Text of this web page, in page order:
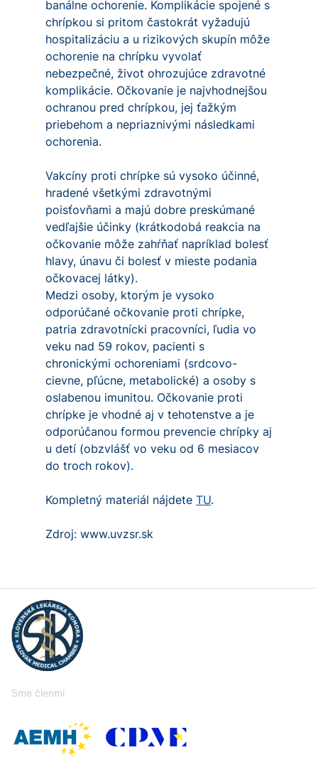
banálne ochorenie. Komplikácie spojené s
chrípkou si pritom častokrát vyžadujú
hospitalizáciu a u rizikových skupín môže
ochorenie na chrípku vyvolať
nebezpečné, život ohrozujúce zdravotné
komplikácie. Očkovanie je najvhodnejšou
ochranou pred chrípkou, jej ťažkým
priebehom a nepriaznivými následkami
ochorenia.
Vakcíny proti chrípke sú vysoko účinné,
hradené všetkými zdravotnými
poisťovňami a majú dobre preskúmané
vedľajšie účinky (krátkodobá reakcia na
očkovanie môže zahŕňať napríklad bolesť
hlavy, únavu či bolesť v mieste podania
očkovacej látky).
Medzi osoby, ktorým je vysoko
odporúčané očkovanie proti chrípke,
patria zdravotnícki pracovníci, ľudia vo
veku nad 59 rokov, pacienti s
chronickými ochoreniami (srdcovo-
cievne, pľúcne, metabolické) a osoby s
oslabenou imunitou. Očkovanie proti
chrípke je vhodné aj v tehotenstve a je
odporúčanou formou prevencie chrípky aj
u detí (obzvlášť vo veku od 6 mesiacov
do troch rokov).
Kompletný materiál nájdete TU.
Zdroj: www.uvzsr.sk
Sme členmi